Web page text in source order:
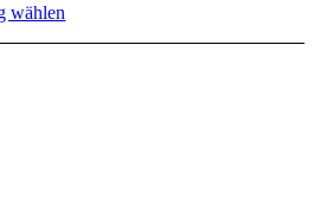
der
Produktseite
wählen